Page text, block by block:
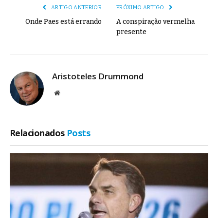
ARTIGO ANTERIOR
Onde Paes está errando
PRÓXIMO ARTIGO
A conspiração vermelha
presente
Aristoteles Drummond
Site
Relacionados Posts